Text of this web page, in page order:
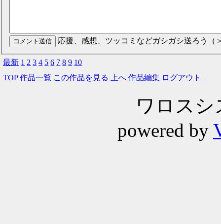
応援、感想、ツッコミなどガシガシ送ろう（
最新 1 2 3 4 5 6 7 8 9 10
TOP 作品一覧 この作品を見る 上へ 作品編集 ログアウト
ワロスシ
powered by